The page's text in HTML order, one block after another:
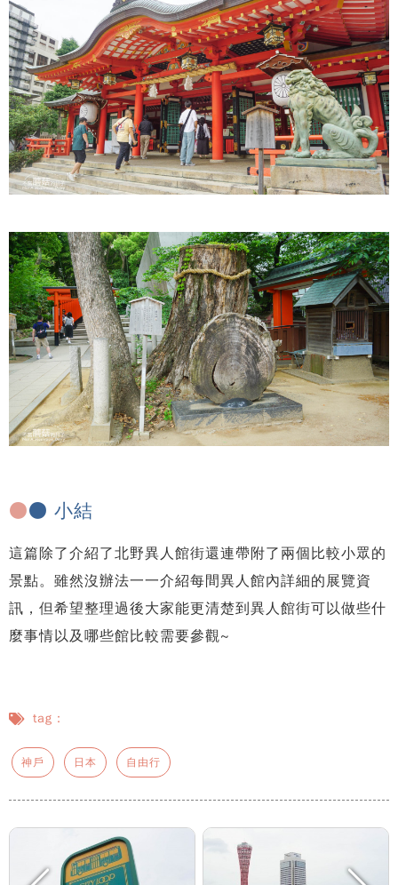
●● 小結
這篇除了介紹了北野異人館街還連帶附了兩個比較小眾的
景點。雖然沒辦法一一介紹每間異人館內詳細的展覽資
訊，但希望整理過後大家能更清楚到異人館街可以做些什
麼事情以及哪些館比較需要參觀~
tag：
神戶 日本 自由行